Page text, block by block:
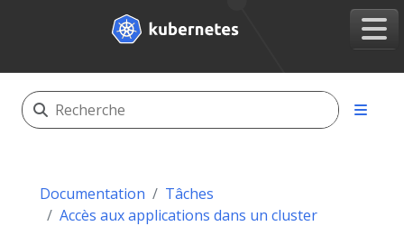
Documentation
Tâches
Accès aux applications dans un cluster